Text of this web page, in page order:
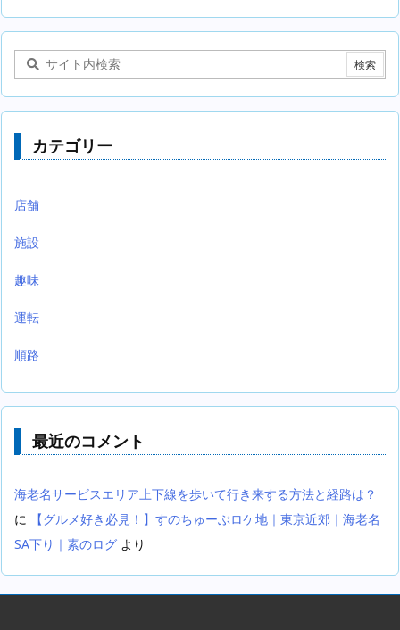
カテゴリー
店舗
施設
趣味
運転
順路
最近のコメント
海老名サービスエリア上下線を歩いて行き来する方法と経路は？
に
【グルメ好き必見！】すのちゅーぶロケ地｜東京近郊｜海老名
SA下り｜素のログ より